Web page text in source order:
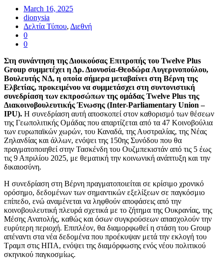
March 16, 2025
dionysia
Δελτία Τύπου, Διεθνή
0
0
Στη συνάντηση της Διοικούσας Επιτροπής του Twelve Plus
Group συμμετέχει η Δρ. Διονυσία-Θεοδώρα Αυγερινοπούλου,
Βουλευτής NΔ, η οποία σήμερα μεταβαίνει στη Βέρνη της
Ελβετίας, προκειμένου να συμμετάσχει στη συντονιστική
συνεδρίαση των εκπροσώπων της ομάδας Twelve Plus της
Διακοινοβουλευτικής Ένωσης (Inter-Parliamentary Union –
IPU). Η συνεδρίαση αυτή αποσκοπεί στον καθορισμό των θέσεων
της Γεωπολιτικής Ομάδας που απαρτίζεται από τα 47 Κοινοβούλια
των ευρωπαϊκών χωρών, του Καναδά, της Αυστραλίας, της Νέας
Ζηλανδίας και άλλων, ενόψει της 150ης Συνόδου που θα
πραγματοποιηθεί στην Τασκένδη του Ουζμπεκιστάν από τις 5 έως
τις 9 Απριλίου 2025, με θεματική την κοινωνική ανάπτυξη και την
δικαιοσύνη.
Η συνεδρίαση στη Βέρνη πραγματοποιείται σε κρίσιμο χρονικό
ορόσημο, δεδομένων των σημαντικών εξελίξεων σε παγκόσμιο
επίπεδο, ενώ αναμένεται να ληφθούν αποφάσεις από την
κοινοβουλευτική πλευρά σχετικά με το ζήτημα της Ουκρανίας, της
Μέσης Ανατολής, καθώς και όσων συγκρούσεων απασχολούν την
ευρύτερη περιοχή. Επιπλέον, θα διαμορφωθεί η στάση του Group
απέναντι στα νέα δεδομένα που προέκυψαν μετά την εκλογή του
Τραμπ στις ΗΠΑ, ενόψει της διαμόρφωσης ενός νέου πολιτικού
σκηνικού παγκοσμίως.